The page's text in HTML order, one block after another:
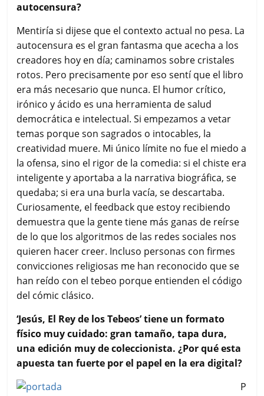
autocensura?
Mentiría si dijese que el contexto actual no pesa. La
autocensura es el gran fantasma que acecha a los
creadores hoy en día; caminamos sobre cristales
rotos. Pero precisamente por eso sentí que el libro
era más necesario que nunca. El humor crítico,
irónico y ácido es una herramienta de salud
democrática e intelectual. Si empezamos a vetar
temas porque son sagrados o intocables, la
creatividad muere. Mi único límite no fue el miedo a
la ofensa, sino el rigor de la comedia: si el chiste era
inteligente y aportaba a la narrativa biográfica, se
quedaba; si era una burla vacía, se descartaba.
Curiosamente, el feedback que estoy recibiendo
demuestra que la gente tiene más ganas de reírse
de lo que los algoritmos de las redes sociales nos
quieren hacer creer. Incluso personas con firmes
convicciones religiosas me han reconocido que se
han reído con el tebeo porque entienden el código
del cómic clásico.
‘Jesús, El Rey de los Tebeos’ tiene un formato
físico muy cuidado: gran tamaño, tapa dura,
una edición muy de coleccionista. ¿Por qué esta
apuesta tan fuerte por el papel en la era digital?
P